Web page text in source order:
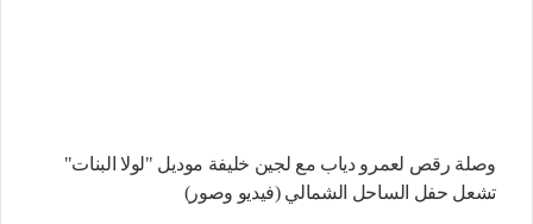
وصلة رقص لعمرو دياب مع لجين خليفة موديل "لولا البنات"
تشعل حفل الساحل الشمالي (فيديو وصور)